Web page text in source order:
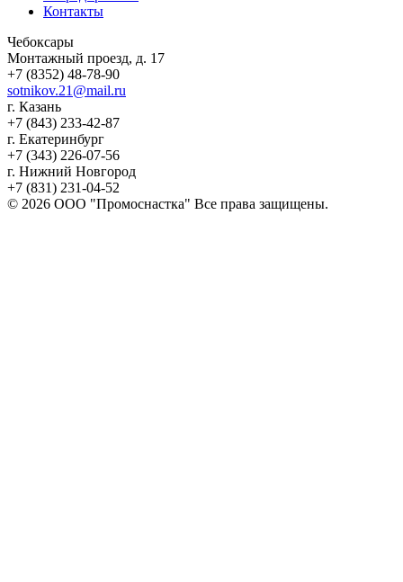
Контакты
Чебоксары
Монтажный проезд, д. 17
+7 (8352) 48-78-90
sotnikov.21@mail.ru
г. Казань
+7 (843) 233-42-87
г. Екатеринбург
+7 (343) 226-07-56
г. Нижний Новгород
+7 (831) 231-04-52
© 2026 ООО "Промоснастка" Все права защищены.